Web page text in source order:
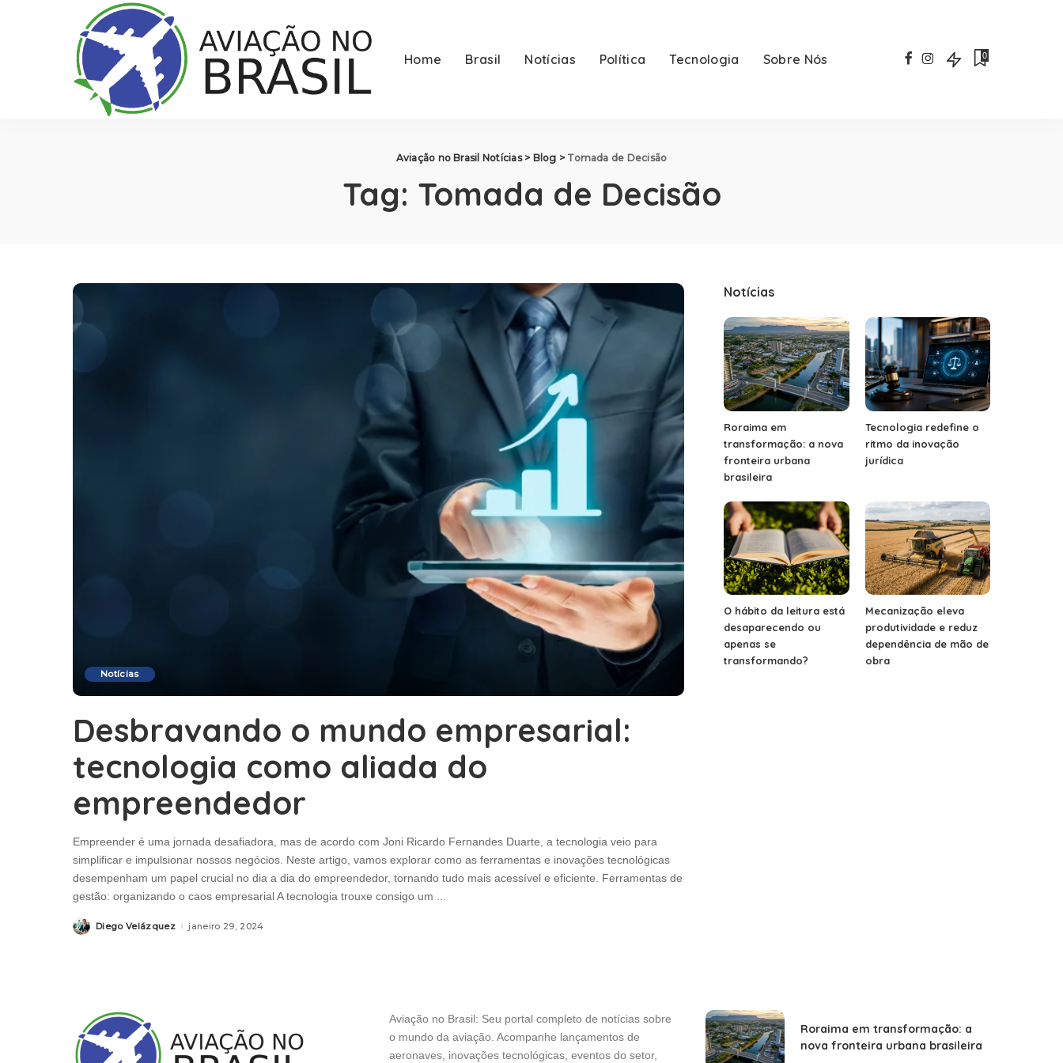
Home Brasil Notícias Política Tecnologia Sobre Nós 0
Aviação no Brasil Notícias> Blog > Tomada de Decisão
Tag: Tomada de Decisão
Notícias
Desbravando o mundo empresarial:
tecnologia como aliada do
empreendedor
Empreender é uma jornada desafiadora, mas de acordo com Joni Ricardo Fernandes Duarte, a tecnologia veio para
simplificar e impulsionar nossos negócios. Neste artigo, vamos explorar como as ferramentas e inovações tecnológicas
desempenham um papel crucial no dia a dia do empreendedor, tornando tudo mais acessível e eficiente. Ferramentas de
gestão: organizando o caos empresarial A tecnologia trouxe consigo um ...
Posted
by
Diego Velázquez janeiro 29, 2024
Notícias
Roraima em
transformação: a nova
fronteira urbana
brasileira
Tecnologia redefine o
ritmo da inovação
jurídica
O hábito da leitura está
desaparecendo ou
apenas se
transformando?
Mecanização eleva
produtividade e reduz
dependência de mão de
obra
Aviação no Brasil: Seu portal completo de notícias sobre
o mundo da aviação. Acompanhe lançamentos de
aeronaves, inovações tecnológicas, eventos do setor,
Roraima em transformação: a
nova fronteira urbana brasileira